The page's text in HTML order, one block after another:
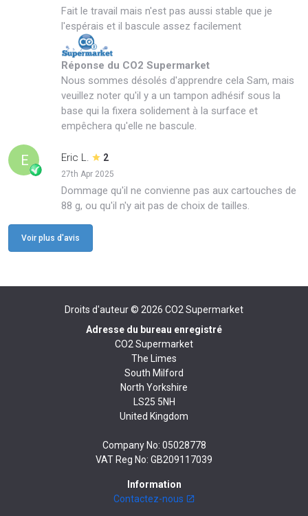
Fait le travail mais n'est pas aussi stable que je
l'espérais et il bascule assez facilement
Réponse du CO2 Supermarket
Nous sommes désolés d'apprendre cela Sam, mais
veuillez noter qu'il y a un tampon adhésif sous la
base qui la fixera solidement à la surface et
empêchera qu'elle ne bascule.
E Eric L. 2
27th Apr 2025
Dommage qu'il ne convienne pas aux cartouches de
88 g, ou qu'il n'y ait pas de choix de tailles.
Voir plus d'avis
Droits d'auteur © 2026 CO2 Supermarket
Adresse du bureau enregistré
CO2 Supermarket
The Limes
South Milford
North Yorkshire
LS25 5NH
United Kingdom
Company No: 05028778
VAT Reg No: GB209117039
Information
Contactez-nous